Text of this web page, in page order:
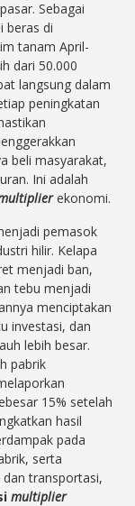
Sebagai
beras di
tanam April-
dari 50.000
langsung dalam
peningkatan
beli masyarakat,
Ini adalah
ekonomi.
pemasok
hilir. Kelapa
menjadi ban,
tebu menjadi
menciptakan
investasi, dan
lebih besar.
pabrik
15% setelah
hasil
pada
serta
transportasi,
multiplier